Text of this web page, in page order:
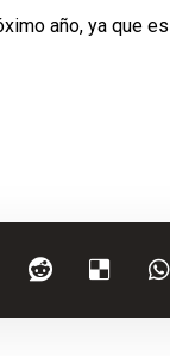
año, ya que